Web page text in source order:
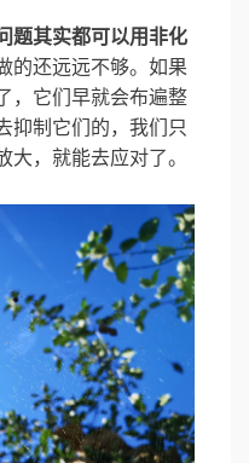
题其实都可以用非化
的还远远不够。如果
，它们早就会布遍整
抑制它们的，我们只
，就能去应对了。